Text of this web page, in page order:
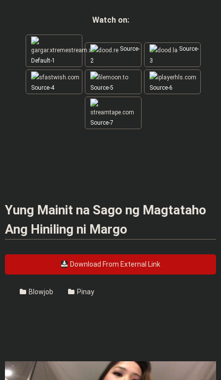
Watch on:
Default-1
Source-
2
Source-
3
Source-4 Source-5 Source-6
Source-7
Yung Mainit na Sago ng Magtataho
Ang Hiniling ni Margo
Download From External Link
Blowjob Pinay